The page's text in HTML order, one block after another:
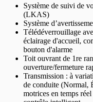
Système de suivi de
(LKAS)
Système
Télédéverrouillage
éclairage d'accueil,
bouton d'alarme
Toit ouvrant de 1re
ouverture/fermeture
Transmission : à
de conduite (Normal,
motrices en temps